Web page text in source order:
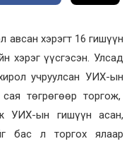
хэрэгт 16 гишүүн
хэрэг үүсгэсэн. Улсад
учруулсан УИХ-ын
төгрөгөөр торгож,
УИХ-ын гишүүн асан,
бас л торгох ялаар